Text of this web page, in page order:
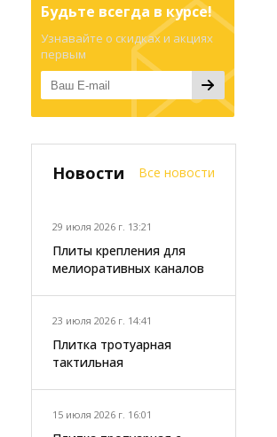
Будьте всегда в курсе!
Узнавайте о скидках и акциях
первым
Новости Все новости
29 июля 2026 г. 13:21
Плиты крепления для
мелиоративных каналов
23 июля 2026 г. 14:41
Плитка тротуарная
тактильная
15 июля 2026 г. 16:01